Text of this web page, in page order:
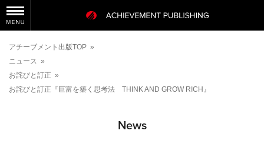
アチーブメント出版TOP »
ニュース »
お詫びと訂正 »
お詫びと訂正『巨富を築く思考法 THINK AND GROW RICH』
News